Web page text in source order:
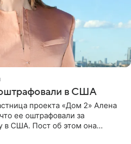
в США
проекта «Дом 2» Алена
ее оштрафовали за
в США. Пост об этом она